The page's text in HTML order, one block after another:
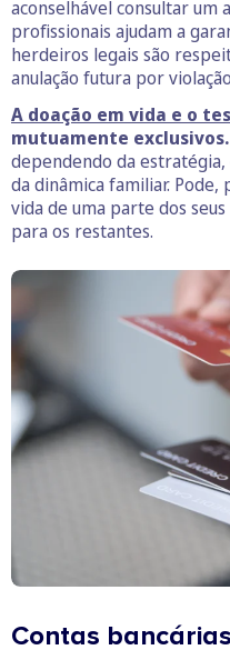
aconselhável consultar um
profissionais ajudam a
herdeiros legais são
anulação futura por
A doação em vida e o
mutuamente exclusivos.
dependendo da
da dinâmica familiar.
vida de uma parte dos
para os restantes.
Contas